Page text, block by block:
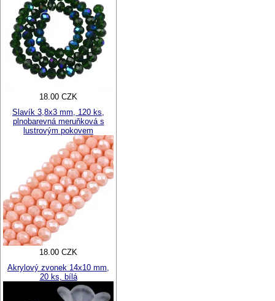
18.00 CZK
Slavík 3,8x3 mm, 120 ks,
plnobarevná meruňková s
lustrovým pokovem
18.00 CZK
Akrylový zvonek 14x10 mm,
20 ks, bílá